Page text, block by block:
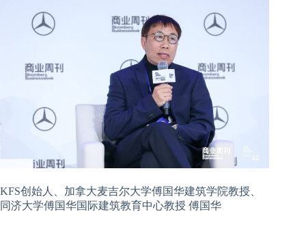
KFS创始人、加拿大麦吉尔大学傅国华建筑学院教授、
同济大学傅国华国际建筑教育中心教授 傅国华